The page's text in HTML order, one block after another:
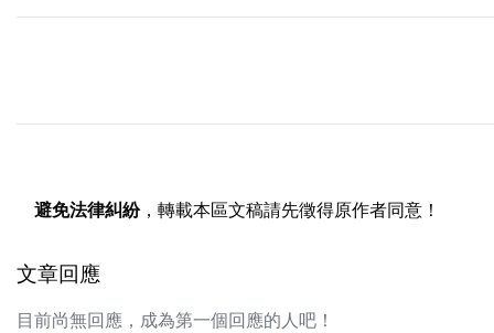
避免法律糾紛，轉載本區文稿請先徵得原作者同意！
文章回應
目前尚無回應，成為第一個回應的人吧！